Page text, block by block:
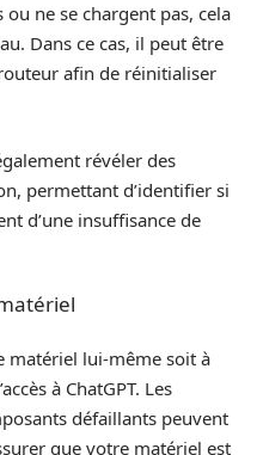
ne se chargent pas, cela
Dans ce cas, il peut être
afin de réinitialiser
révéler des
permettant d’identifier si
d’une insuffisance de
matériel lui-même soit à
à ChatGPT. Les
défaillants peuvent
que votre matériel est